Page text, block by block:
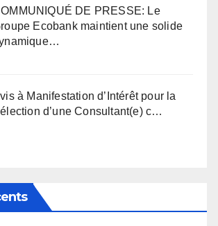
DE PRESSE: Le
Ecobank maintient une solide
à Manifestation d’Intérêt pour la
d’une Consultant(e) c…